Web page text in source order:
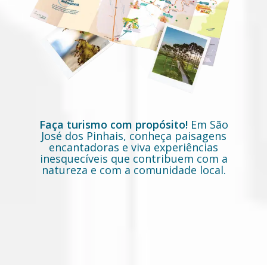
Faça turismo com propósito!Em São
José dos Pinhais, conheça paisagens
encantadoras e viva experiências
inesquecíveis que contribuem com a
natureza e com a comunidade local.